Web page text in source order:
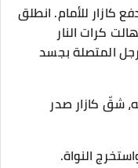
كازار للأمام. انطلق
كرات النار
المتصلة بجسد
شقّ كازار صدر
النواة.